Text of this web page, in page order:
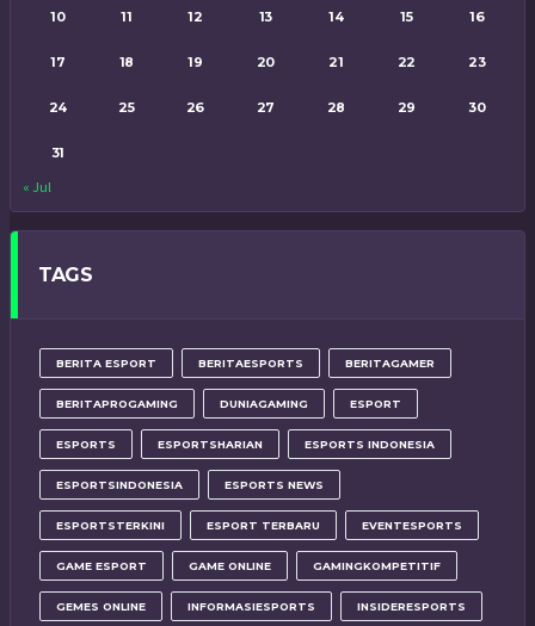
10 11 12 13 14 15 16
17 18 19 20 21 22 23
24 25 26 27 28 29 30
31
« Jul
TAGS
BERITA ESPORT BERITAESPORTS BERITAGAMER
BERITAPROGAMING DUNIAGAMING ESPORT
ESPORTS ESPORTSHARIAN ESPORTS INDONESIA
ESPORTSINDONESIA ESPORTS NEWS
ESPORTSTERKINI ESPORT TERBARU EVENTESPORTS
GAME ESPORT GAME ONLINE GAMINGKOMPETITIF
GEMES ONLINE INFORMASIESPORTS INSIDERESPORTS